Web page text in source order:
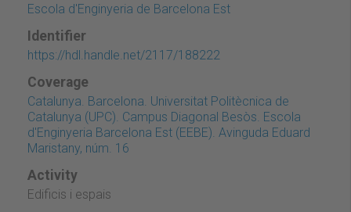
Escola d'Enginyeria de Barcelona Est
Identifier
https://hdl.handle.net/2117/188222
Coverage
Catalunya. Barcelona. Universitat Politècnica de
Catalunya (UPC). Campus Diagonal Besòs. Escola
d'Enginyeria Barcelona Est (EEBE). Avinguda Eduard
Maristany, núm. 16
Activity
Edificis i espais